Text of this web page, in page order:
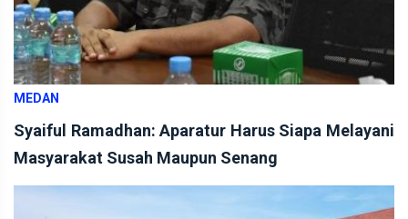
MEDAN
Syaiful Ramadhan: Aparatur Harus Siapa Melayani
Masyarakat Susah Maupun Senang